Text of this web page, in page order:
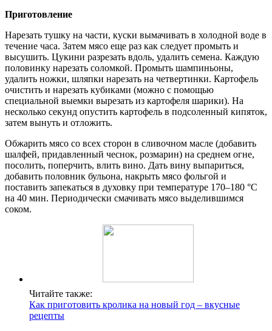
Приготовление
Нарезать тушку на части, куски вымачивать в холодной воде в
течение часа. Затем мясо еще раз как следует промыть и
высушить. Цукини разрезать вдоль, удалить семена. Каждую
половинку нарезать соломкой. Промыть шампиньоны,
удалить ножки, шляпки нарезать на четвертинки. Картофель
очистить и нарезать кубиками (можно с помощью
специальной выемки вырезать из картофеля шарики). На
несколько секунд опустить картофель в подсоленный кипяток,
затем вынуть и отложить.
Обжарить мясо со всех сторон в сливочном масле (добавить
шалфей, придавленный чеснок, розмарин) на среднем огне,
посолить, поперчить, влить вино. Дать вину выпариться,
добавить половник бульона, накрыть мясо фольгой и
поставить запекаться в духовку при температуре 170–180 °С
на 40 мин. Периодически смачивать мясо выделившимся
соком.
Читайте также:
Как приготовить кролика на новый год – вкусные
рецепты